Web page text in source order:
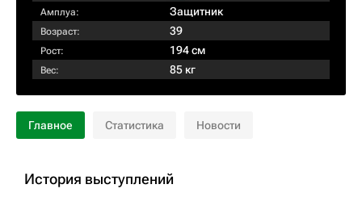
Амплуа: Защитник
Возраст: 39
Рост: 194 см
Вес: 85 кг
Главное Статистика Новости
История выступлений